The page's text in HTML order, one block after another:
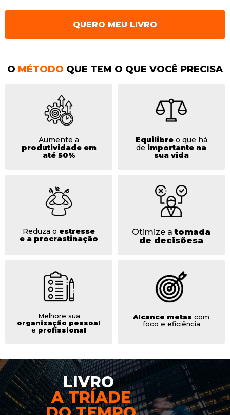
QUERO MEU LIVRO
O MÉTODO QUE TEM O QUE VOCÊ PRECISA
Aumente a
produtividade em
até 50%
Equilibreo que há
de importante na
sua vida
Reduza o estresse
e a procrastinação
Otimize atomada
de decisõesa
Melhore sua
organização pessoal
e profissional
Alcance metas com
foco e eficiência
LIVRO
A TRÍADE